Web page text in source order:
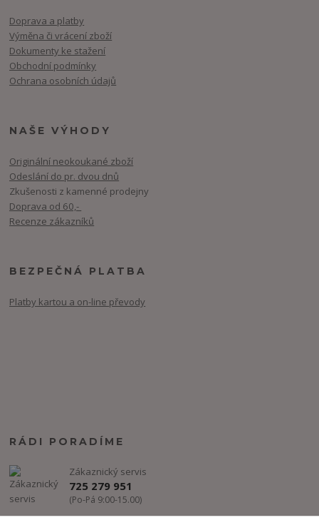
Doprava a platby
Výměna či vrácení zboží
Dokumenty ke stažení
Obchodní podmínky
Ochrana osobních údajů
NAŠE VÝHODY
Originální neokoukané zboží
Odeslání do pr. dvou dnů
Zkušenosti z kamenné prodejny
Doprava od 60,-
Recenze zákazníků
BEZPEČNÁ PLATBA
Platby kartou a on-line převody
RÁDI PORADÍME
Zákaznický servis
725 279 951
(Po-Pá 9:00-15.00)